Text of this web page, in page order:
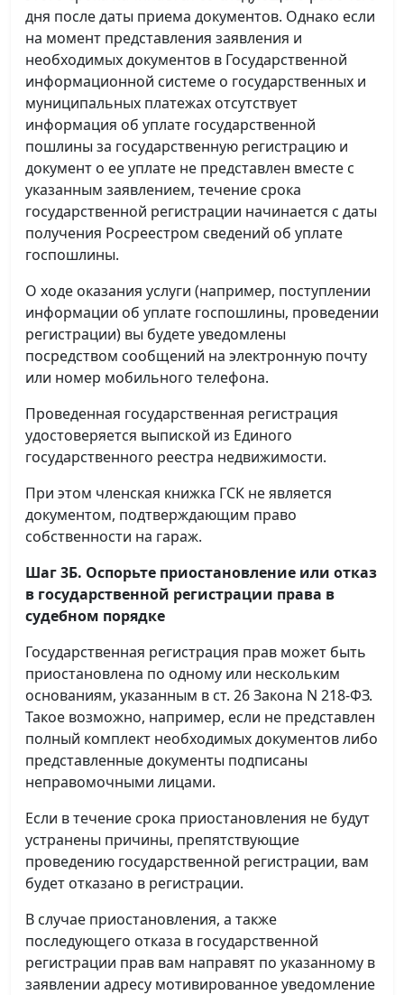
дня после даты приема документов. Однако если
на момент представления заявления и
необходимых документов в Государственной
информационной системе о государственных и
муниципальных платежах отсутствует
информация об уплате государственной
пошлины за государственную регистрацию и
документ о ее уплате не представлен вместе с
указанным заявлением, течение срока
государственной регистрации начинается с даты
получения Росреестром сведений об уплате
госпошлины.
О ходе оказания услуги (например, поступлении
информации об уплате госпошлины, проведении
регистрации) вы будете уведомлены
посредством сообщений на электронную почту
или номер мобильного телефона.
Проведенная государственная регистрация
удостоверяется выпиской из Единого
государственного реестра недвижимости.
При этом членская книжка ГСК не является
документом, подтверждающим право
собственности на гараж.
Шаг 3Б. Оспорьте приостановление или отказ
в государственной регистрации права в
судебном порядке
Государственная регистрация прав может быть
приостановлена по одному или нескольким
основаниям, указанным в ст. 26 Закона N 218-ФЗ.
Такое возможно, например, если не представлен
полный комплект необходимых документов либо
представленные документы подписаны
неправомочными лицами.
Если в течение срока приостановления не будут
устранены причины, препятствующие
проведению государственной регистрации, вам
будет отказано в регистрации.
В случае приостановления, а также
последующего отказа в государственной
регистрации прав вам направят по указанному в
заявлении адресу мотивированное уведомление